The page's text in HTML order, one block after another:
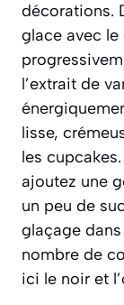
décorations.
glace avec
l’extrait de
lisse,
les
ajoutez une
un peu de
glaçage
nombre de
ici le noir et